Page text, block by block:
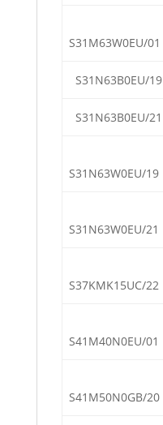
S31M63W0EU/01
S31N63B0EU/19
S31N63B0EU/21
S31N63W0EU/19
S31N63W0EU/21
S37KMK15UC/22
S41M40N0EU/01
S41M50N0GB/20